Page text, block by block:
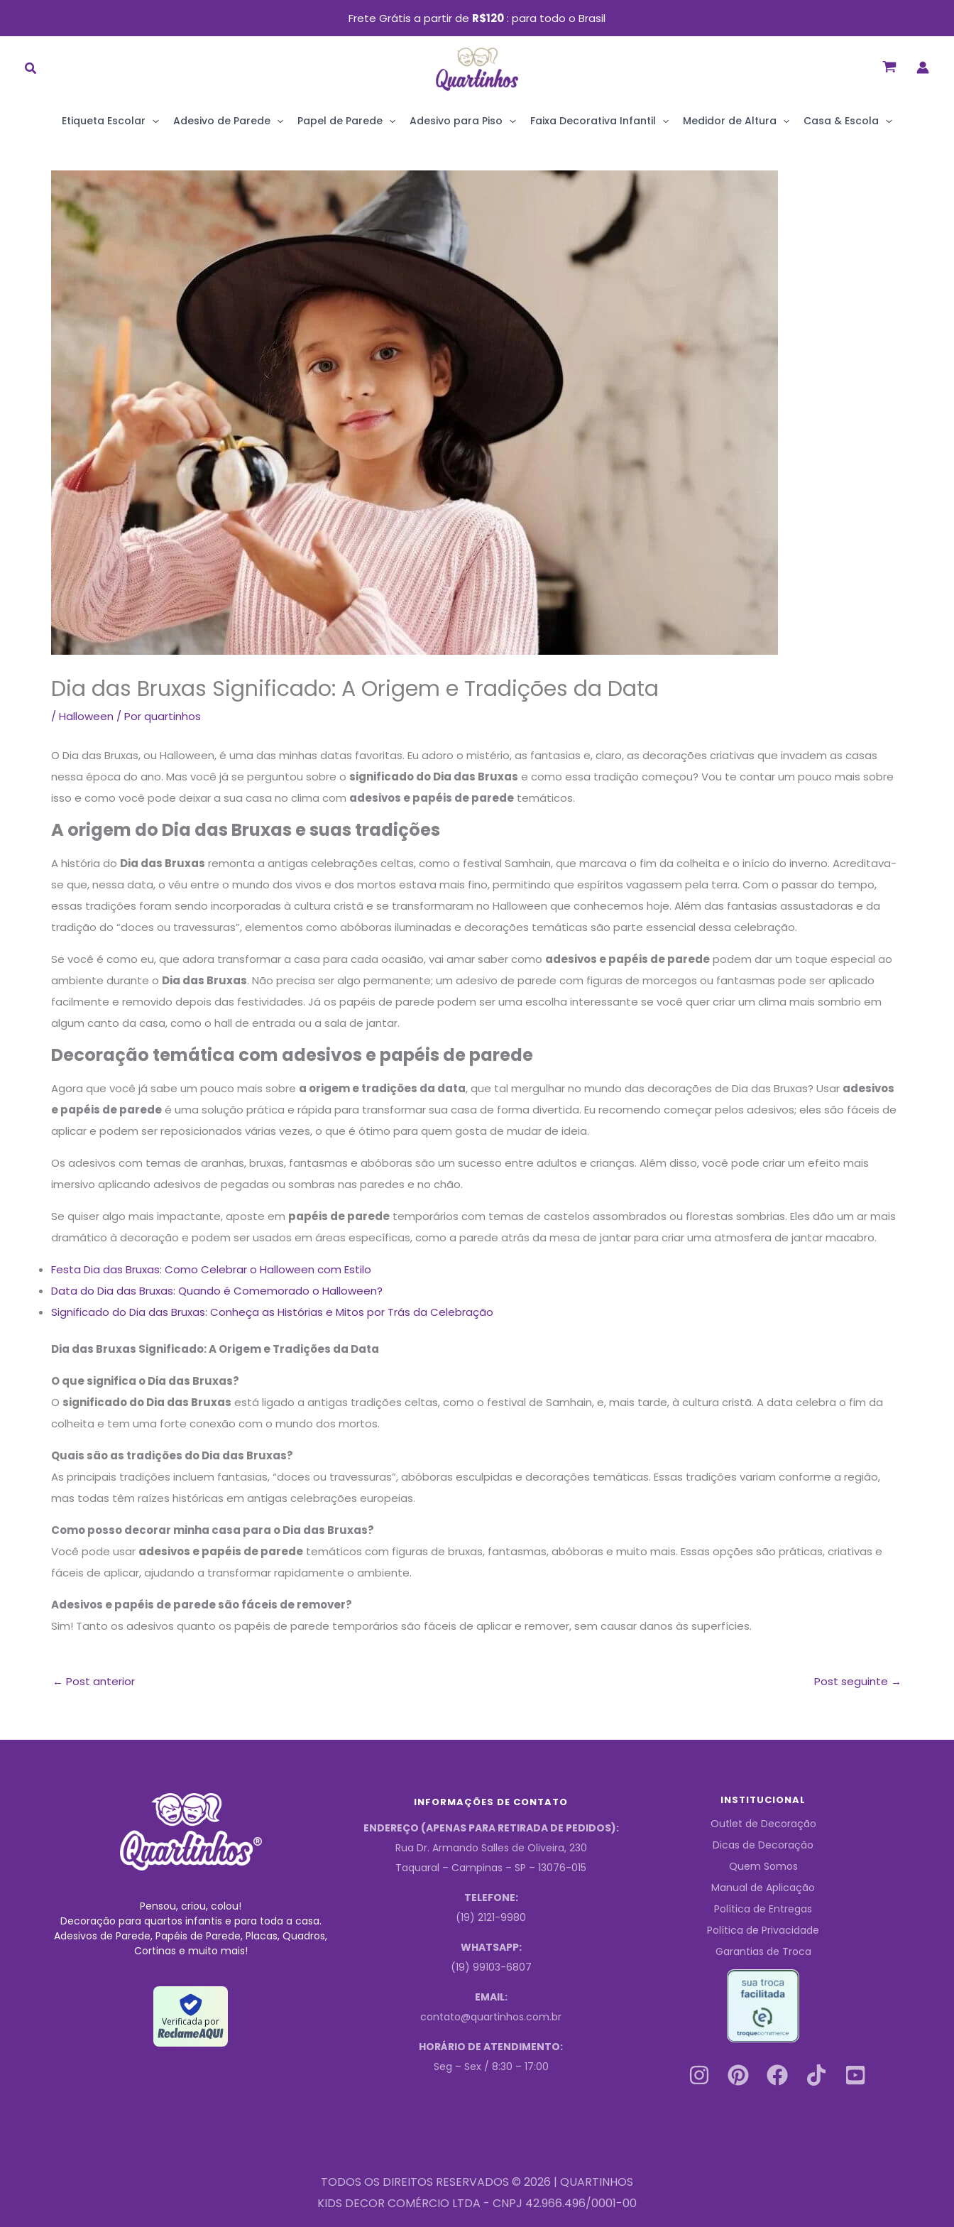
Ir
Frete Grátis a partir de R$120 para todo o Brasil
Etiqueta Escolar Adesivo de Parede Papel de Parede Adesivo para Piso Faixa Decorativa Infantil Medidor de Altura Casa & Escola
Dia das Bruxas Significado: A Origem e Tradições da Data
/ Halloween / Porquartinhos
O Dia das Bruxas, ou Halloween, é uma das minhas datas favoritas. Eu adoro o mistério, as fantasias e, claro, as decorações criativas que invadem as casas
nessa época do ano. Mas você já se perguntou sobre o significado do Dia das Bruxas e como essa tradição começou? Vou te contar um pouco mais sobre
isso e como você pode deixar a sua casa no clima com adesivos e papéis de parede temáticos.
A origem do Dia das Bruxas e suas tradições
A história do Dia das Bruxas remonta a antigas celebrações celtas, como o festival Samhain, que marcava o fim da colheita e o início do inverno. Acreditava-
se que, nessa data, o véu entre o mundo dos vivos e dos mortos estava mais fino, permitindo que espíritos vagassem pela terra. Com o passar do tempo,
essas tradições foram sendo incorporadas à cultura cristã e se transformaram no Halloween que conhecemos hoje. Além das fantasias assustadoras e da
tradição do “doces ou travessuras”, elementos como abóboras iluminadas e decorações temáticas são parte essencial dessa celebração.
Se você é como eu, que adora transformar a casa para cada ocasião, vai amar saber como adesivos e papéis de paredepodem dar um toque especial ao
ambiente durante o Dia das Bruxas. Não precisa ser algo permanente; um adesivo de parede com figuras de morcegos ou fantasmas pode ser aplicado
facilmente e removido depois das festividades. Já os papéis de parede podem ser uma escolha interessante se você quer criar um clima mais sombrio em
algum canto da casa, como o hall de entrada ou a sala de jantar.
Decoração temática com adesivos e papéis de parede
Agora que você já sabe um pouco mais sobre a origem e tradições da data, que tal mergulhar no mundo das decorações de Dia das Bruxas? Usar adesivos
e papéis de paredeé uma solução prática e rápida para transformar sua casa de forma divertida. Eu recomendo começar pelos adesivos; eles são fáceis de
aplicar e podem ser reposicionados várias vezes, o que é ótimo para quem gosta de mudar de ideia.
Os adesivos com temas de aranhas, bruxas, fantasmas e abóboras são um sucesso entre adultos e crianças. Além disso, você pode criar um efeito mais
imersivo aplicando adesivos de pegadas ou sombras nas paredes e no chão.
Se quiser algo mais impactante, aposte em papéis de parede temporários com temas de castelos assombrados ou florestas sombrias. Eles dão um ar mais
dramático à decoração e podem ser usados em áreas específicas, como a parede atrás da mesa de jantar para criar uma atmosfera de jantar macabro.
Festa Dia das Bruxas: Como Celebrar o Halloween com Estilo
Data do Dia das Bruxas: Quando é Comemorado o Halloween?
Significado do Dia das Bruxas: Conheça as Histórias e Mitos por Trás da Celebração
Dia das Bruxas Significado: A Origem e Tradições da Data
O que significa o Dia das Bruxas?
O significado do Dia das Bruxas está ligado a antigas tradições celtas, como o festival de Samhain, e, mais tarde, à cultura cristã. A data celebra o fim da
colheita e tem uma forte conexão com o mundo dos mortos.
Quais são as tradições do Dia das Bruxas?
As principais tradições incluem fantasias, “doces ou travessuras”, abóboras esculpidas e decorações temáticas. Essas tradições variam conforme a região,
mas todas têm raízes históricas em antigas celebrações europeias.
Como posso decorar minha casa para o Dia das Bruxas?
Você pode usar adesivos e papéis de parede temáticos com figuras de bruxas, fantasmas, abóboras e muito mais. Essas opções são práticas, criativas e
fáceis de aplicar, ajudando a transformar rapidamente o ambiente.
Adesivos e papéis de parede são fáceis de remover?
Sim! Tanto os adesivos quanto os papéis de parede temporários são fáceis de aplicar e remover, sem causar danos às superfícies.
← Post anterior Post seguinte →
Pensou, criou, colou!
Decoração para quartos infantis e para toda a casa.
Adesivos de Parede, Papéis de Parede, Placas, Quadros,
Cortinas e muito mais!
Verificada por
INFORMAÇÕES DE CONTATO
ENDEREÇO (APENAS PARA RETIRADA DE PEDIDOS):
Rua Dr. Armando Salles de Oliveira, 230
Taquaral – Campinas – SP – 13076-015
TELEFONE:
(19) 2121-9980
WHATSAPP:
(19) 99103-6807
EMAIL:
contato@quartinhos.com.br
HORÁRIO DE ATENDIMENTO:
Seg – Sex / 8:30 – 17:00
INSTITUCIONAL
Outlet de Decoração
Dicas de Decoração
Quem Somos
Manual de Aplicação
Política de Entregas
Política de Privacidade
Garantias de Troca
TODOS OS DIREITOS RESERVADOS © 2026 | QUARTINHOS
KIDS DECOR COMÉRCIO LTDA - CNPJ 42.966.496/0001-00